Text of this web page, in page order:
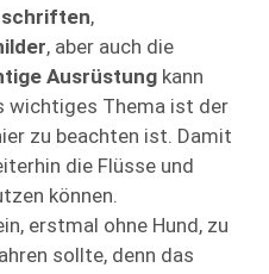
,
, aber auch die
Ausrüstung kann
wichtiges Thema ist der
zu beachten ist. Damit
die Flüsse und
können.
erstmal ohne Hund, zu
sollte, denn das